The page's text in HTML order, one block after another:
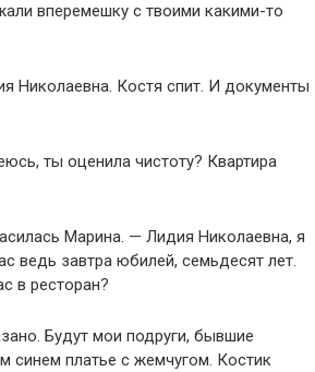
вперемешку с твоими какими-то
Николаевна. Костя спит. И документы
ты оценила чистоту? Квартира
Марина. — Лидия Николаевна, я
ведь завтра юбилей, семьдесят лет.
в ресторан?
Будут мои подруги, бывшие
синем платье с жемчугом. Костик